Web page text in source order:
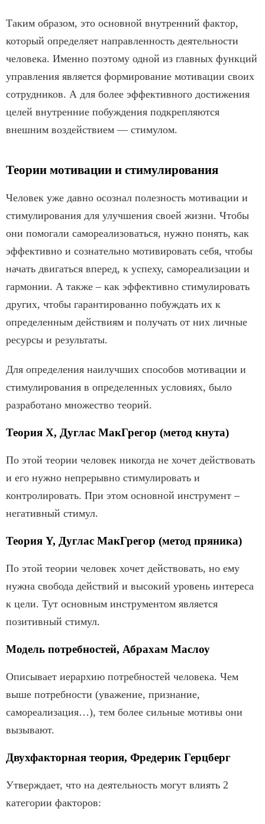
Таким образом, это основной внутренний фактор,
который определяет направленность деятельности
человека. Именно поэтому одной из главных функций
управления является формирование мотивации своих
сотрудников. А для более эффективного достижения
целей внутренние побуждения подкрепляются
внешним воздействием — стимулом.
Теории мотивации и стимулирования
Человек уже давно осознал полезность мотивации и
стимулирования для улучшения своей жизни. Чтобы
они помогали самореализоваться, нужно понять, как
эффективно и сознательно мотивировать себя, чтобы
начать двигаться вперед, к успеху, самореализации и
гармонии. А также – как эффективно стимулировать
других, чтобы гарантированно побуждать их к
определенным действиям и получать от них личные
ресурсы и результаты.
Для определения наилучших способов мотивации и
стимулирования в определенных условиях, было
разработано множество теорий.
Теория X, Дуглас МакГрегор (метод кнута)
По этой теории человек никогда не хочет действовать
и его нужно непрерывно стимулировать и
контролировать. При этом основной инструмент –
негативный стимул.
Теория Y, Дуглас МакГрегор (метод пряника)
По этой теории человек хочет действовать, но ему
нужна свобода действий и высокий уровень интереса
к цели. Тут основным инструментом является
позитивный стимул.
Модель потребностей, Абрахам Маслоу
Описывает иерархию потребностей человека. Чем
выше потребности (уважение, признание,
самореализация…), тем более сильные мотивы они
вызывают.
Двухфакторная теория, Фредерик Герцберг
Утверждает, что на деятельность могут влиять 2
категории факторов: